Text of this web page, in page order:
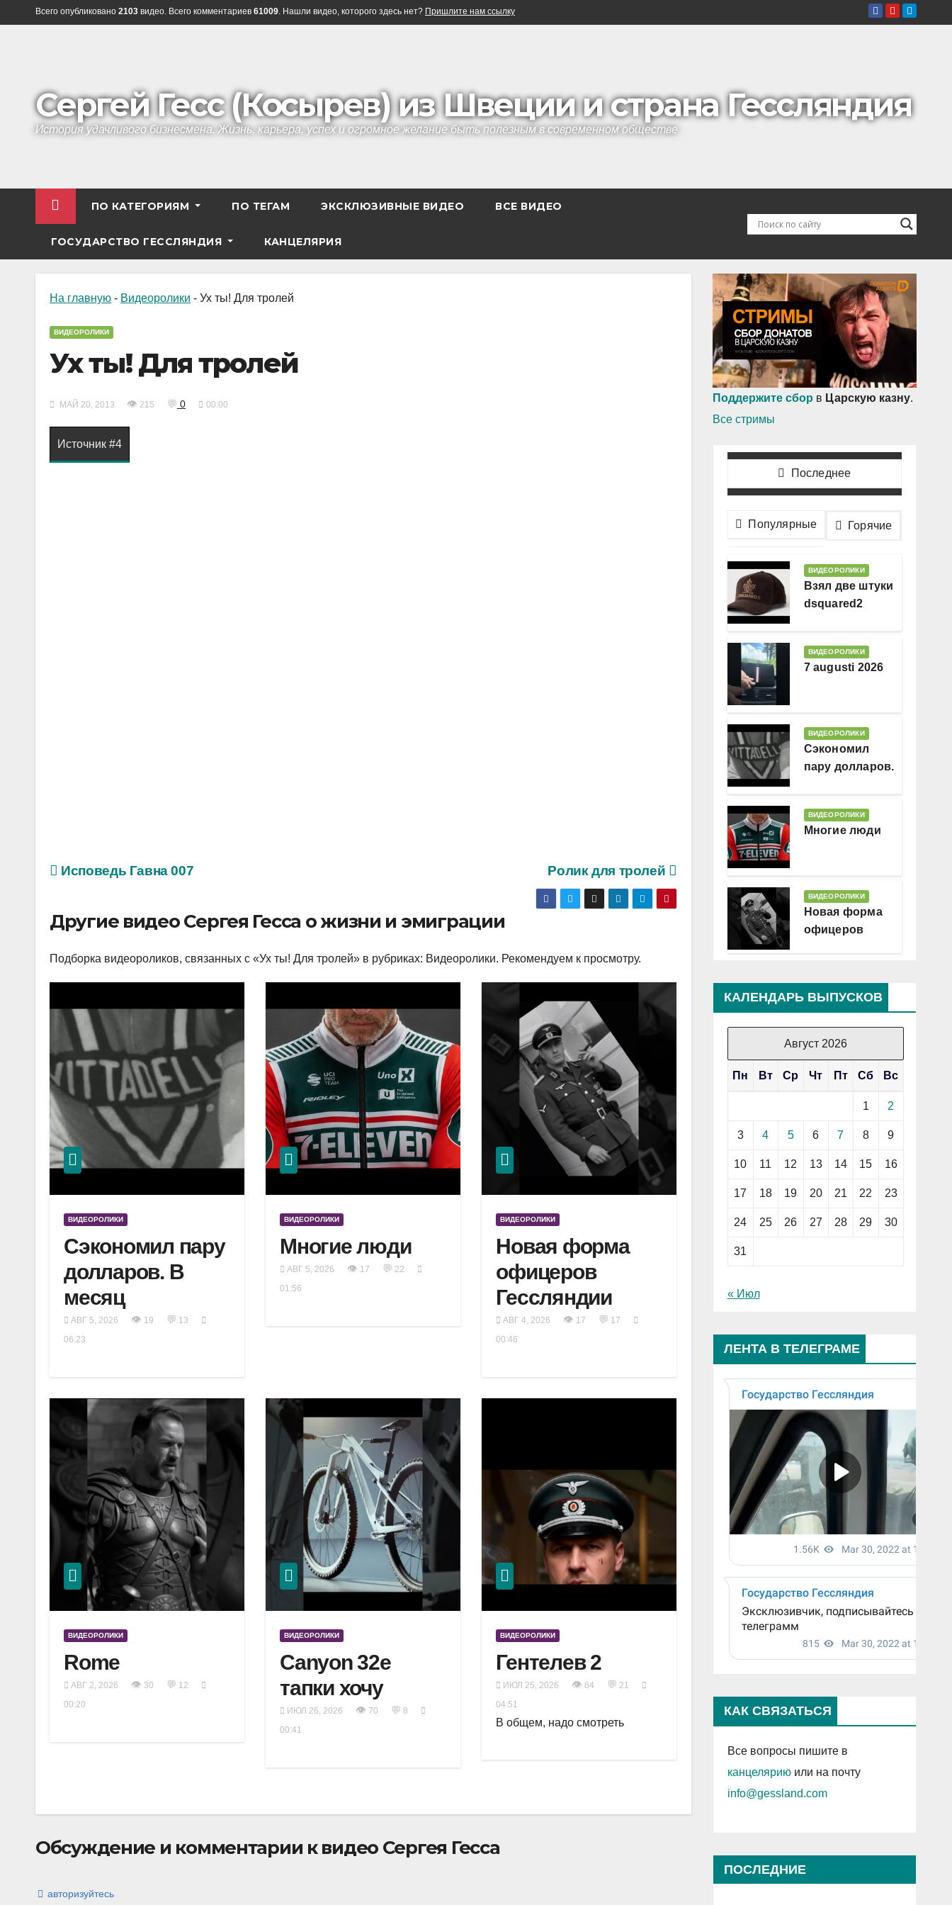
ПерейтиВсего опубликовано 2103 видео. Всего комментариев 61009. Нашли видео, которого здесь нет? Пришлите нам ссылку
Сергей Гесс (Косырев) из Швеции и страна Гессляндия
История удачливого бизнесмена. Жизнь, карьера, успех и огромное желание быть полезным в современном обществе
ПО КАТЕГОРИЯМ ПО ТЕГАМ ЭКСКЛЮЗИВНЫЕ ВИДЕО ВСЕ ВИДЕО
ГОСУДАРСТВО ГЕССЛЯНДИЯ КАНЦЕЛЯРИЯ
На главную - Видеоролики - Ух ты! Для тролей
ВИДЕОРОЛИКИ
Ух ты! Для тролей
МАЙ 20, 2013 👁 215 💬 0 00:00
Источник #4
Ролик для тролей
Исповедь Гавна 007
Другие видео Сергея Гесса о жизни и эмиграции
Подборка видеороликов, связанных с «Ух ты! Для тролей» в рубриках: Видеоролики. Рекомендуем к просмотру.
ВИДЕОРОЛИКИ
Сэкономил пару
долларов. В
месяц
АВГ 5, 2026 👁 19 💬 13
06:23
ВИДЕОРОЛИКИ
Многие люди
АВГ 5, 2026 👁 17 💬 22
01:56
ВИДЕОРОЛИКИ
Новая форма
офицеров
Гессляндии
АВГ 4, 2026 👁 17 💬 17
00:46
ВИДЕОРОЛИКИ
Rome
АВГ 2, 2026 👁 30 💬 12
00:20
ВИДЕОРОЛИКИ
Canyon 32e
тапки хочу
ИЮЛ 26, 2026 👁 70 💬 8
00:41
ВИДЕОРОЛИКИ
Гентелев 2
ИЮЛ 25, 2026 👁 64 💬 21
04:51
В общем, надо смотреть
Обсуждение и комментарии к видео Сергея Гесса
авторизуйтесь
Поддержите сбор в Царскую казну.
Все стримы
Последнее
Популярные Горячие
ВИДЕОРОЛИКИ
Взял две штуки
dsquared2
ВИДЕОРОЛИКИ
7 augusti 2026
ВИДЕОРОЛИКИ
Сэкономил
пару долларов.
ВИДЕОРОЛИКИ
Многие люди
ВИДЕОРОЛИКИ
Новая форма
офицеров
КАЛЕНДАРЬ ВЫПУСКОВ
Август 2026
Пн Вт Ср Чт Пт Сб Вс
1 2
3 4 5 6 7 8 9
10 11 12 13 14 15 16
17 18 19 20 21 22 23
24 25 26 27 28 29 30
31
« Июл
ЛЕНТА В ТЕЛЕГРАМЕ
КАК СВЯЗАТЬСЯ
Все вопросы пишите в
канцеляриюили на почту
info@gessland.com
ПОСЛЕДНИЕ